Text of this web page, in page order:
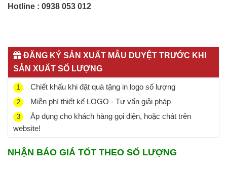
Hotline : 0938 053 012
ĐĂNG KÝ SẢN XUẤT MẪU DUYỆT TRƯỚC KHI
SẢN XUẤT SỐ LƯỢNG
1 Chiết khấu khi đặt quà tặng in logo số lượng
2 Miễn phí thiết kế LOGO - Tư vấn giải pháp
3
Áp dụng cho khách hàng gọi điện, hoặc chát trên
website!
NHẬN BÁO GIÁ TỐT THEO SỐ LƯỢNG